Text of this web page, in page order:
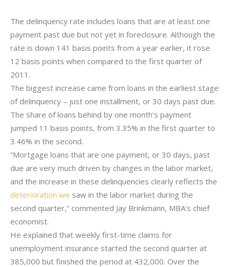
The delinquency rate includes loans that are at least one
payment past due but not yet in foreclosure. Although the
rate is down 141 basis points from a year earlier, it rose
12 basis points when compared to the first quarter of
2011.
The biggest increase came from loans in the earliest stage
of delinquency – just one installment, or 30 days past due.
The share of loans behind by one month’s payment
jumped 11 basis points, from 3.35% in the first quarter to
3.46% in the second.
“Mortgage loans that are one payment, or 30 days, past
due are very much driven by changes in the labor market,
and the increase in these delinquencies clearly reflects the
deterioration we saw in the labor market during the
second quarter,” commented Jay Brinkmann, MBA’s chief
economist.
He explained that weekly first-time claims for
unemployment insurance started the second quarter at
385,000 but finished the period at 432,000. Over the